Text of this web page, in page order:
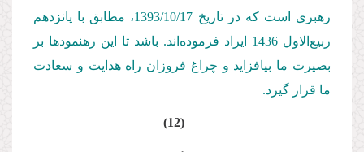
رهبری است كه در تاریخ 1393/10/ 17
، مطابق با پانزدهم
ربیع‌الاول 1436 ایراد فرموده‌اند. باشد تا این رهنمودها بر
بصیرت ما بیافزاید و چراغ فروزان راه هدایت و سعادت
ما قرار گیرد.
(12)